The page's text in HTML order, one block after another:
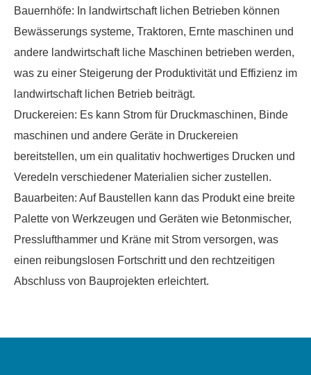
Bauernhöfe: In landwirtschaft lichen Betrieben können
Bewässerungs systeme, Traktoren, Ernte maschinen und
andere landwirtschaft liche Maschinen betrieben werden,
was zu einer Steigerung der Produktivität und Effizienz im
landwirtschaft lichen Betrieb beiträgt.
Druckereien: Es kann Strom für Druckmaschinen, Binde
maschinen und andere Geräte in Druckereien
bereitstellen, um ein qualitativ hochwertiges Drucken und
Veredeln verschiedener Materialien sicher zustellen.
Bauarbeiten: Auf Baustellen kann das Produkt eine breite
Palette von Werkzeugen und Geräten wie Betonmischer,
Presslufthammer und Kräne mit Strom versorgen, was
einen reibungslosen Fortschritt und den rechtzeitigen
Abschluss von Bauprojekten erleichtert.